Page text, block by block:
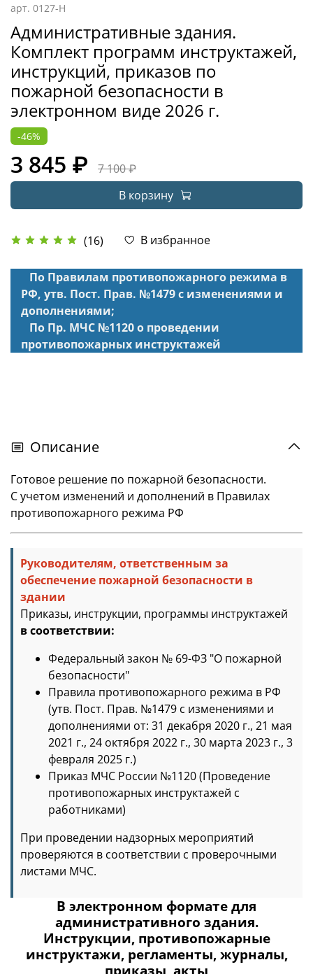
арт. 0127-Н
Административные здания.
Комплект программ инструктажей,
инструкций, приказов по
пожарной безопасности в
электронном виде 2026 г.
(16) В избранное
-46%
3 845 ₽
7 100 ₽
В корзину
По Правилам противопожарного режима в
РФ, утв. Пост. Прав. №1479 с изменениями и
дополнениями;
По Пр. МЧС №1120 о проведении
противопожарных инструктажей
Описание
Готовое решение по пожарной безопасности.
С учетом изменений и дополнений в Правилах
противопожарного режима РФ
Руководителям, ответственным за
обеспечение пожарной безопасности в
здании
Приказы, инструкции, программы инструктажей
в соответствии:
Федеральный закон № 69-ФЗ "О пожарной
безопасности"
Правила противопожарного режима в РФ
(утв. Пост. Прав. №1479 с изменениями и
дополнениями от: 31 декабря 2020 г., 21 мая
2021 г., 24 октября 2022 г., 30 марта 2023 г., 3
февраля 2025 г.)
Приказ МЧС России №1120 (Проведение
противопожарных инструктажей с
работниками)
При проведении надзорных мероприятий
проверяются в соответствии с проверочными
листами МЧС.
В электронном формате для
административного здания.
Инструкции, противопожарные
инструктажи, регламенты, журналы,
приказы, акты